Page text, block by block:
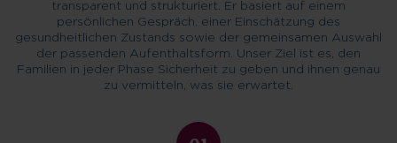
transparent und strukturiert. Er basiert auf einem
persönlichen Gespräch, einer Einschätzung des
gesundheitlichen Zustands sowie der gemeinsamen Auswahl
der passenden Aufenthaltsform. Unser Ziel ist es, den
Familien in jeder Phase Sicherheit zu geben und ihnen genau
zu vermitteln, was sie erwartet.